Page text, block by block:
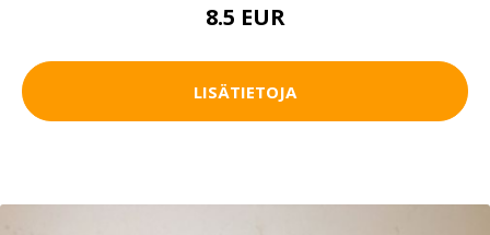
8.5 EUR
LISÄTIETOJA